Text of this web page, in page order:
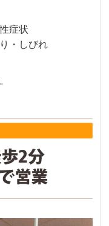
症状
・しびれ